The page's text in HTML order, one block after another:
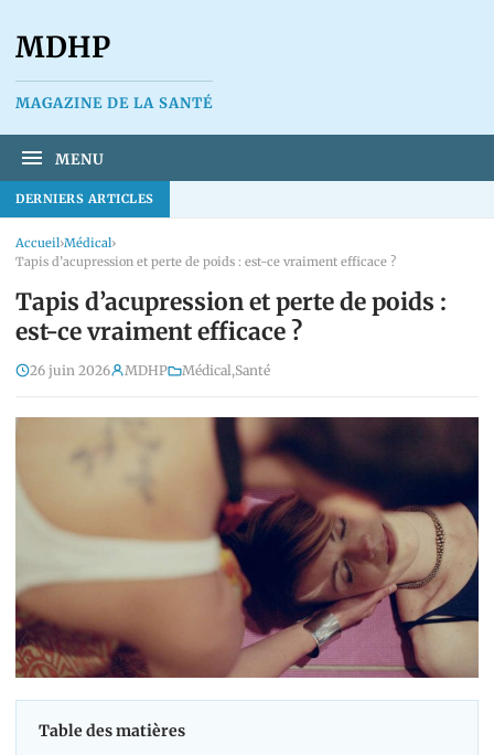
MDHP
MAGAZINE DE LA SANTÉ
MENU
DERNIERS ARTICLES
Accueil›Médical›
Tapis d’acupression et perte de poids : est-ce vraiment efficace ?
Tapis d’acupression et perte de poids :
est-ce vraiment efficace ?
26 juin 2026 MDHP Médical,Santé
Table des matières